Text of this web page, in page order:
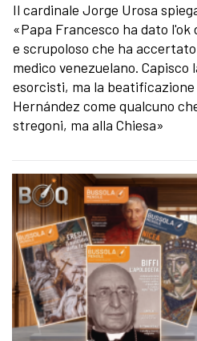
Il cardinale Jorge Urosa
«Papa Francesco ha dato l'ok
e scrupoloso che ha
medico venezuelano.
esorcisti, ma la
Hernández come qualcuno
stregoni, ma alla Chiesa»